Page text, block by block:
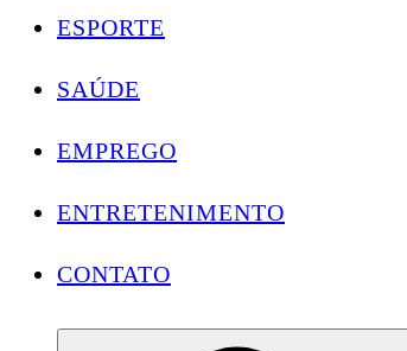
ESPORTE
SAÚDE
EMPREGO
ENTRETENIMENTO
CONTATO